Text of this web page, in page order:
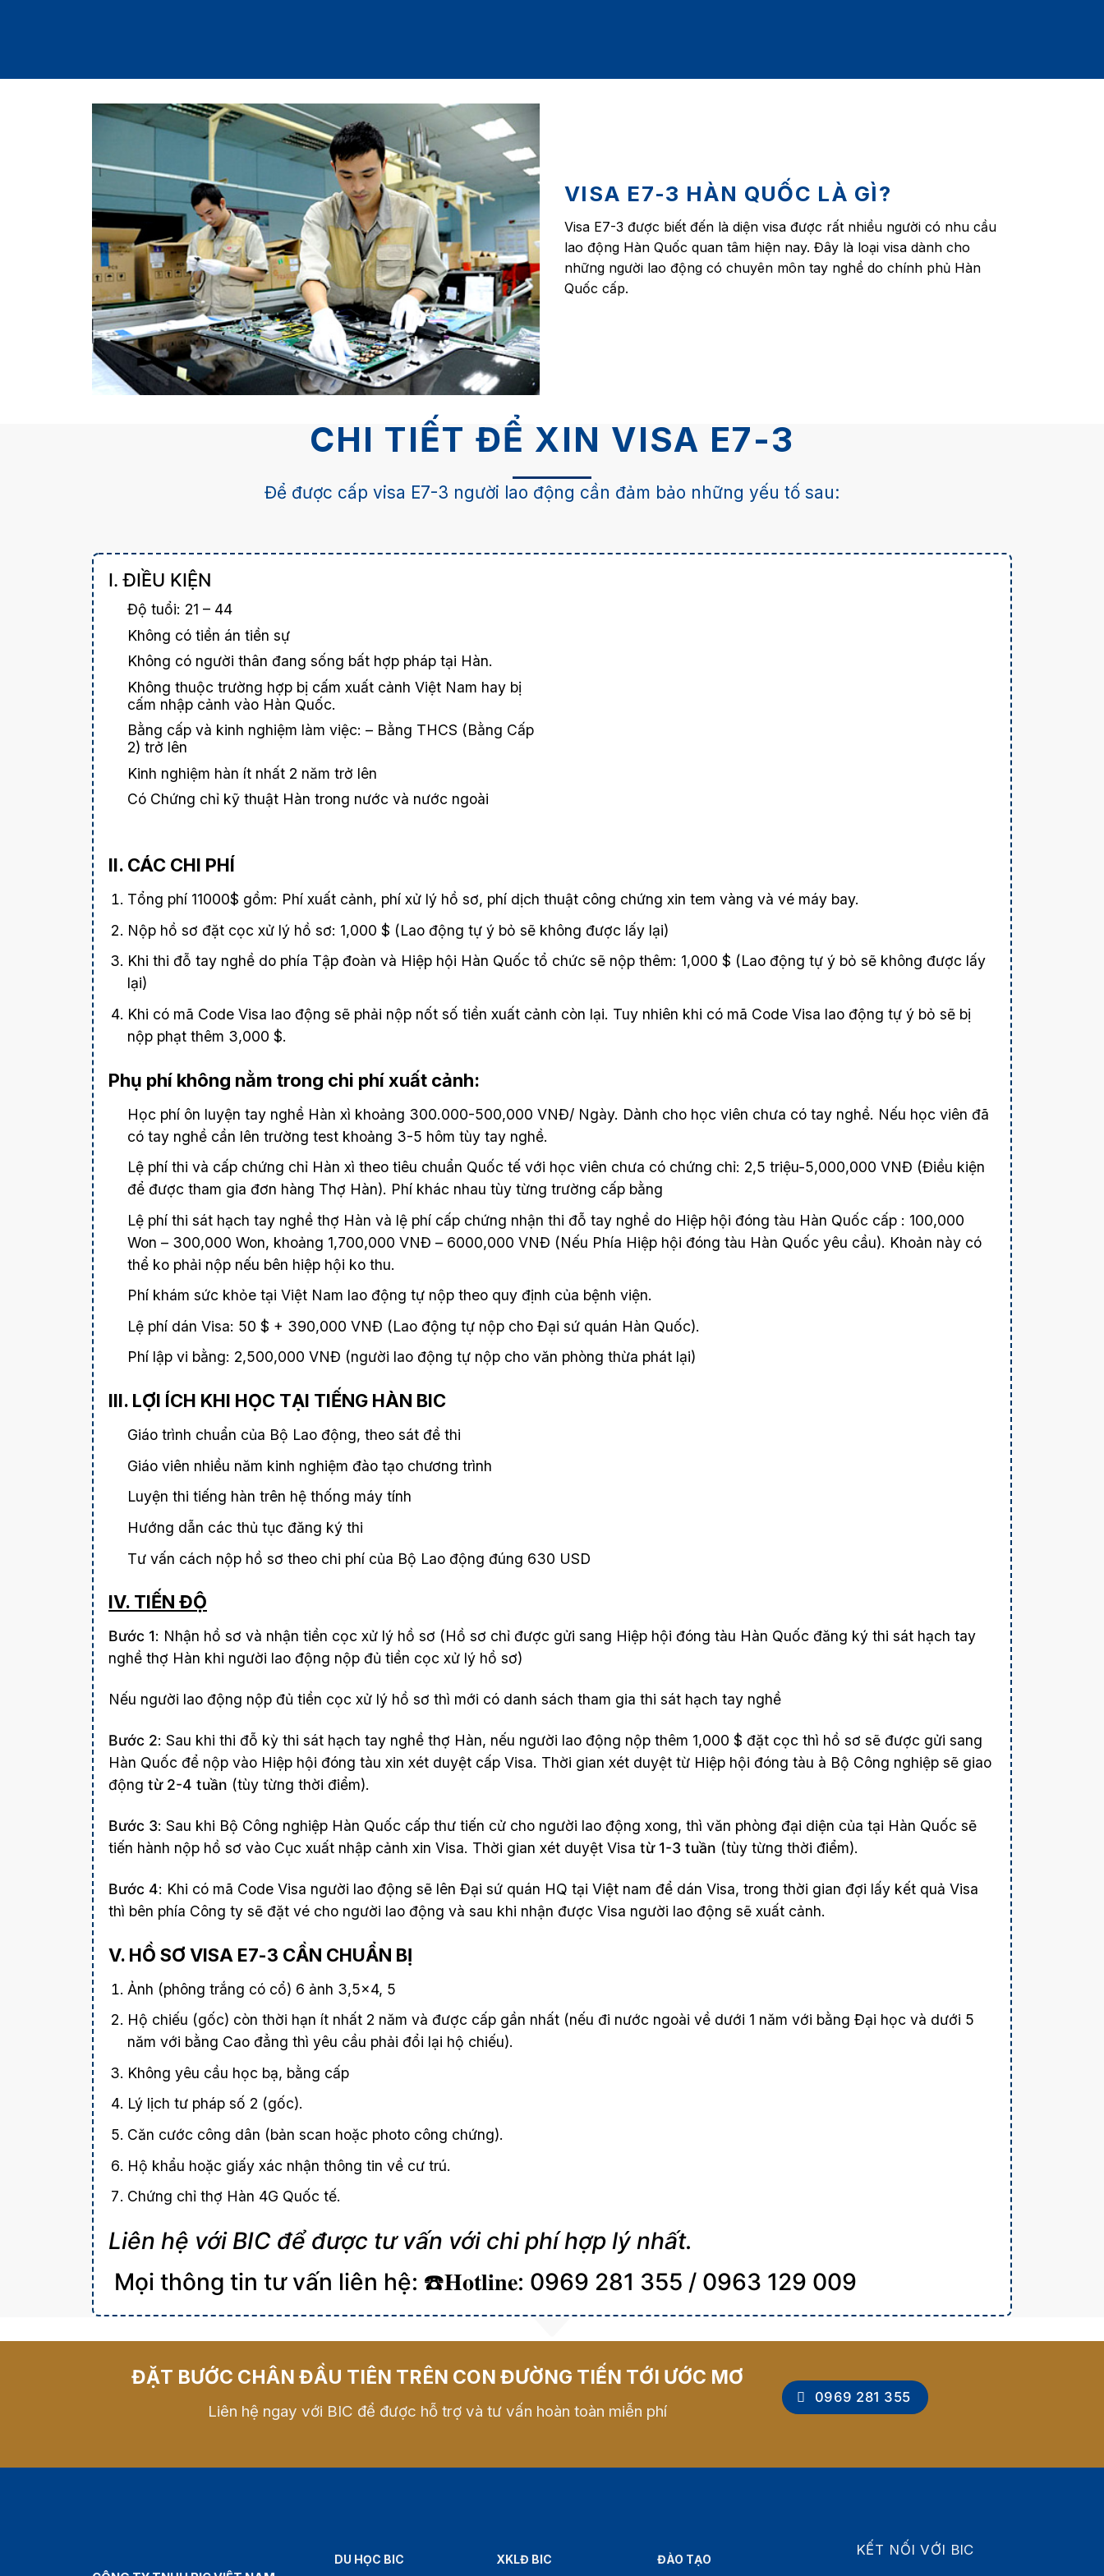
VISA E7-3 HÀN QUỐC LÀ GÌ?
Visa E7-3 được biết đến là diện visa được rất nhiều người có nhu cầu
lao động Hàn Quốc quan tâm hiện nay. Đây là loại visa dành cho
những người lao động có chuyên môn tay nghề do chính phủ Hàn
Quốc cấp.
CHI TIẾT ĐỂ XIN VISA E7-3
Để được cấp visa E7-3 người lao động cần đảm bảo những yếu tố sau:
I. ĐIỀU KIỆN
Độ tuổi: 21 – 44
Không có tiền án tiền sự
Không có người thân đang sống bất hợp pháp tại Hàn.
Không thuộc trường hợp bị cấm xuất cảnh Việt Nam hay bị
cấm nhập cảnh vào Hàn Quốc.
Bằng cấp và kinh nghiệm làm việc: – Bằng THCS (Bằng Cấp
2) trở lên
Kinh nghiệm hàn ít nhất 2 năm trở lên
Có Chứng chỉ kỹ thuật Hàn trong nước và nước ngoài
II. CÁC CHI PHÍ
Tổng phí 11000$ gồm: Phí xuất cảnh, phí xử lý hồ sơ, phí dịch thuật công chứng xin tem vàng và vé máy bay.
Nộp hồ sơ đặt cọc xử lý hồ sơ: 1,000 $ (Lao động tự ý bỏ sẽ không được lấy lại)
Khi thi đỗ tay nghề do phía Tập đoàn và Hiệp hội Hàn Quốc tổ chức sẽ nộp thêm: 1,000 $ (Lao động tự ý bỏ sẽ không được lấy
lại)
Khi có mã Code Visa lao động sẽ phải nộp nốt số tiền xuất cảnh còn lại. Tuy nhiên khi có mã Code Visa lao động tự ý bỏ sẽ bị
nộp phạt thêm 3,000 $.
Phụ phí không nằm trong chi phí xuất cảnh:
Học phí ôn luyện tay nghề Hàn xì khoảng 300.000-500,000 VNĐ/ Ngày. Dành cho học viên chưa có tay nghề. Nếu học viên đã
có tay nghề cần lên trường test khoảng 3-5 hôm tùy tay nghề.
Lệ phí thi và cấp chứng chỉ Hàn xì theo tiêu chuẩn Quốc tế với học viên chưa có chứng chỉ: 2,5 triệu-5,000,000 VNĐ (Điều kiện
để được tham gia đơn hàng Thợ Hàn). Phí khác nhau tùy từng trường cấp bằng
Lệ phí thi sát hạch tay nghề thợ Hàn và lệ phí cấp chứng nhận thi đỗ tay nghề do Hiệp hội đóng tàu Hàn Quốc cấp : 100,000
Won – 300,000 Won, khoảng 1,700,000 VNĐ – 6000,000 VNĐ (Nếu Phía Hiệp hội đóng tàu Hàn Quốc yêu cầu). Khoản này có
thể ko phải nộp nếu bên hiệp hội ko thu.
Phí khám sức khỏe tại Việt Nam lao động tự nộp theo quy định của bệnh viện.
Lệ phí dán Visa: 50 $ + 390,000 VNĐ (Lao động tự nộp cho Đại sứ quán Hàn Quốc).
Phí lập vi bằng: 2,500,000 VNĐ (người lao động tự nộp cho văn phòng thừa phát lại)
III. LỢI ÍCH KHI HỌC TẠI TIẾNG HÀN BIC
Giáo trình chuẩn của Bộ Lao động, theo sát đề thi
Giáo viên nhiều năm kinh nghiệm đào tạo chương trình
Luyện thi tiếng hàn trên hệ thống máy tính
Hướng dẫn các thủ tục đăng ký thi
Tư vấn cách nộp hồ sơ theo chi phí của Bộ Lao động đúng 630 USD
IV. TIẾN ĐỘ
Bước 1: Nhận hồ sơ và nhận tiền cọc xử lý hồ sơ (Hồ sơ chỉ được gửi sang Hiệp hội đóng tàu Hàn Quốc đăng ký thi sát hạch tay
nghề thợ Hàn khi người lao động nộp đủ tiền cọc xử lý hồ sơ)
Nếu người lao động nộp đủ tiền cọc xử lý hồ sơ thì mới có danh sách tham gia thi sát hạch tay nghề
Bước 2: Sau khi thi đỗ kỳ thi sát hạch tay nghề thợ Hàn, nếu người lao động nộp thêm 1,000 $ đặt cọc thì hồ sơ sẽ được gửi sang
Hàn Quốc để nộp vào Hiệp hội đóng tàu xin xét duyệt cấp Visa. Thời gian xét duyệt từ Hiệp hội đóng tàu à Bộ Công nghiệp sẽ giao
động từ 2-4 tuần (tùy từng thời điểm).
Bước 3: Sau khi Bộ Công nghiệp Hàn Quốc cấp thư tiến cử cho người lao động xong, thì văn phòng đại diện của tại Hàn Quốc sẽ
tiến hành nộp hồ sơ vào Cục xuất nhập cảnh xin Visa. Thời gian xét duyệt Visa từ 1-3 tuần (tùy từng thời điểm).
Bước 4: Khi có mã Code Visa người lao động sẽ lên Đại sứ quán HQ tại Việt nam để dán Visa, trong thời gian đợi lấy kết quả Visa
thì bên phía Công ty sẽ đặt vé cho người lao động và sau khi nhận được Visa người lao động sẽ xuất cảnh.
V. HỒ SƠ VISA E7-3 CẦN CHUẨN BỊ
Ảnh (phông trắng có cổ) 6 ảnh 3,5×4, 5
Hộ chiếu (gốc) còn thời hạn ít nhất 2 năm và được cấp gần nhất (nếu đi nước ngoài về dưới 1 năm với bằng Đại học và dưới 5
năm với bằng Cao đẳng thì yêu cầu phải đổi lại hộ chiếu).
Không yêu cầu học bạ, bằng cấp
Lý lịch tư pháp số 2 (gốc).
Căn cước công dân (bản scan hoặc photo công chứng).
Hộ khẩu hoặc giấy xác nhận thông tin về cư trú.
Chứng chỉ thợ Hàn 4G Quốc tế.
Liên hệ với BIC để được tư vấn với chi phí hợp lý nhất.
Mọi thông tin tư vấn liên hệ: ☎️𝐇𝐨𝐭𝐥𝐢𝐧𝐞: 0969 281 355 / 0963 129 009
ĐẶT BƯỚC CHÂN ĐẦU TIÊN TRÊN CON ĐƯỜNG TIẾN TỚI ƯỚC MƠ
Liên hệ ngay với BIC để được hỗ trợ và tư vấn hoàn toàn miễn phí
0969 281 355
DU HỌC BIC XKLĐ BIC ĐÀO TẠO
KẾT NỐI VỚI BIC